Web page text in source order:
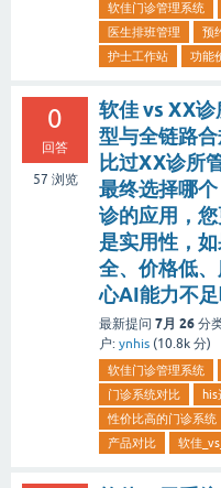
软佳门诊管理系统
医生排班管理
预
护士工作站
功能
0
回答
57 浏览
软佳 vs XX
型与全链路
比过XX诊所
最终选择哪
诊的应用，
是实用性，
全、价格低
心AI能力不
最新提问 7月 26 分
户: ynhis (10.8k 分)
软佳门诊管理系统
门诊系统对比
his
性价比高的门诊系统
产品对比
软佳